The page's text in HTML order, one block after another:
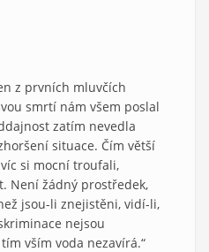
z prvních mluvčích
smrtí nám všem poslal
zatím nevedla
situace. Čím větší
si mocní troufali,
Není žádný prostředek,
jsou-li znejistěni, vidí-li,
nejsou
vším voda nezavírá.“